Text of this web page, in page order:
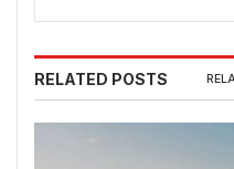
RELATED POSTS